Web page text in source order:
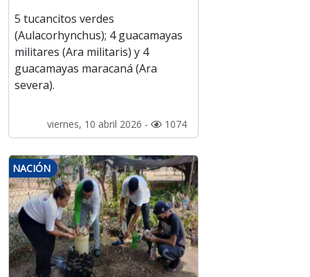
5 tucancitos verdes
(Aulacorhynchus); 4 guacamayas
militares (Ara militaris) y 4
guacamayas maracaná (Ara
severa).
viernes, 10 abril 2026 - 1074
NACIÓN